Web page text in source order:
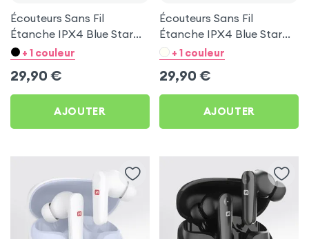
Écouteurs Sans Fil
Étanche IPX4 Blue Star
Blanc pour Xiaomi Redmi
+ 1 couleur
29,90 €
AJOUTER
Écouteurs Sans Fil
Étanche IPX4 Blue Star
Noir pour Xiaomi Redmi
+ 1 couleur
29,90 €
AJOUTER